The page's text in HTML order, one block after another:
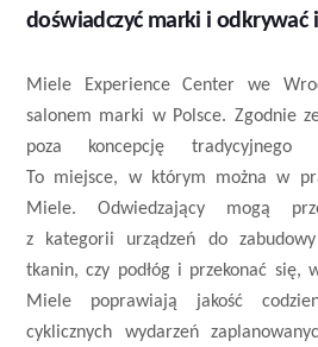
doświadczyć marki i odkrywać
Miele Experience Center we
salonem marki w Polsce. Zgodnie
poza koncepcję tradycyjnego
To miejsce, w którym można w
Miele. Odwiedzający mogą
z kategorii urządzeń do
tkanin, czy podłóg i przekonać się,
Miele poprawiają jakość
cyklicznych wydarzeń